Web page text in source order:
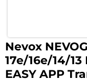
Nevox
17e/16e/14/
EASY APP